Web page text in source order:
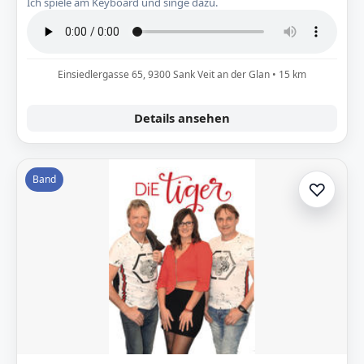
Einsiedlergasse 65, 9300 Sank Veit an der Glan • 15 km
Details ansehen
Band ♡Zur